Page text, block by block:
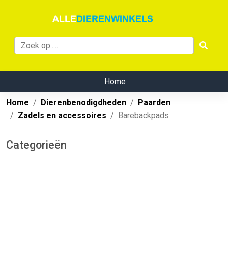
Home
Home Dierenbenodigdheden
Paarden
Zadels en accessoires
Barebackpads
Categorieën